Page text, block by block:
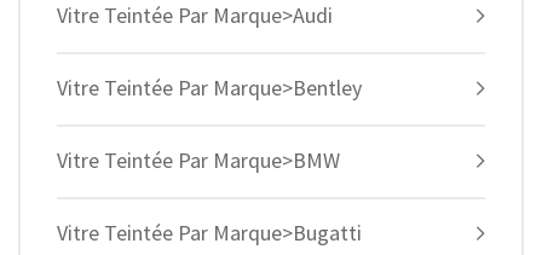
Vitre Teintée Par Marque>Audi
Vitre Teintée Par Marque>Bentley
Vitre Teintée Par Marque>BMW
Vitre Teintée Par Marque>Bugatti